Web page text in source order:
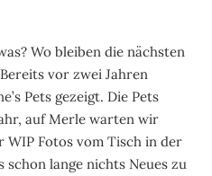
Wo bleiben die nächsten
vor zwei Jahren
Pets gezeigt. Die Pets
auf Merle warten wir
WIP Fotos vom Tisch in der
lange nichts Neues zu